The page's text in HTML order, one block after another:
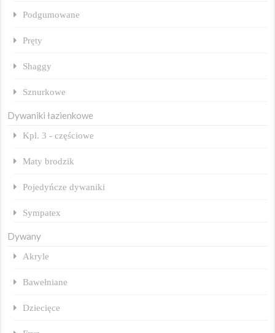
Podgumowane
Pręty
Shaggy
Sznurkowe
Dywaniki łazienkowe
Kpl. 3 - częściowe
Maty brodzik
Pojedyńcze dywaniki
Sympatex
Dywany
Akryle
Bawełniane
Dziecięce